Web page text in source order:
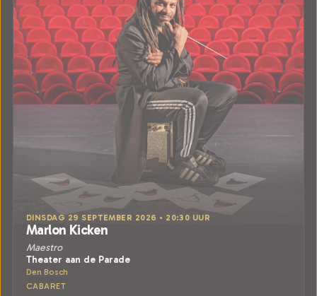
DINSDAG 29 SEPTEMBER 2026 • 20:30 UUR
Marlon Kicken
Maestro
Theater aan de Parade
Den Bosch
CABARET